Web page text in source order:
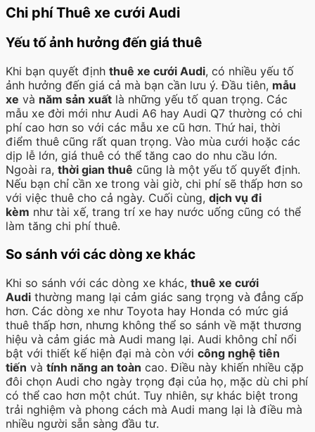
Chi phí Thuê xe cưới Audi
Yếu tố ảnh hưởng đến giá thuê
Khi bạn quyết định thuê xe cưới Audi, có nhiều yếu tố
ảnh hưởng đến giá cả mà bạn cần lưu ý. Đầu tiên, mẫu
xe và năm sản xuất là những yếu tố quan trọng. Các
mẫu xe đời mới như Audi A6 hay Audi Q7 thường có chi
phí cao hơn so với các mẫu xe cũ hơn. Thứ hai, thời
điểm thuê cũng rất quan trọng. Vào mùa cưới hoặc các
dịp lễ lớn, giá thuê có thể tăng cao do nhu cầu lớn.
Ngoài ra, thời gian thuê cũng là một yếu tố quyết định.
Nếu bạn chỉ cần xe trong vài giờ, chi phí sẽ thấp hơn so
với việc thuê cho cả ngày. Cuối cùng, dịch vụ đi
kèm như tài xế, trang trí xe hay nước uống cũng có thể
làm tăng chi phí thuê.
So sánh với các dòng xe khác
Khi so sánh với các dòng xe khác, thuê xe cưới
Audi thường mang lại cảm giác sang trọng và đẳng cấp
hơn. Các dòng xe như Toyota hay Honda có mức giá
thuê thấp hơn, nhưng không thể so sánh về mặt thương
hiệu và cảm giác mà Audi mang lại. Audi không chỉ nổi
bật với thiết kế hiện đại mà còn với công nghệ tiên
tiến và tính năng an toàn cao. Điều này khiến nhiều cặp
đôi chọn Audi cho ngày trọng đại của họ, mặc dù chi phí
có thể cao hơn một chút. Tuy nhiên, sự khác biệt trong
trải nghiệm và phong cách mà Audi mang lại là điều mà
nhiều người sẵn sàng đầu tư.